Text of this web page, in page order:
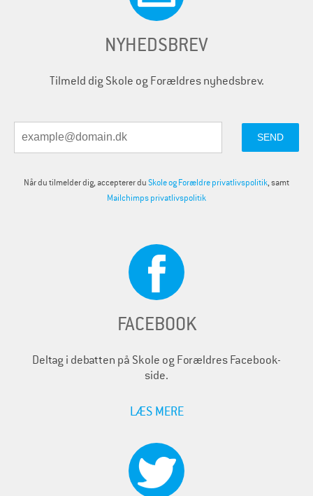
NYHEDSBREV
Tilmeld dig Skole og Forældres nyhedsbrev.
Når du tilmelder dig, accepterer duSkole og Forældre privatlivspolitik, samt
Mailchimps privatlivspolitik
FACEBOOK
Deltag i debatten på Skole og Forældres Facebook-
side.
LÆS MERE